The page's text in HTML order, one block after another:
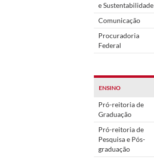
e Sustentabilidade
Comunicação
Procuradoria
Federal
ENSINO
Pró-reitoria de
Graduação
Pró-reitoria de
Pesquisa e Pós-
graduação